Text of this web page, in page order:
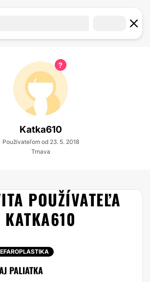
Katka610
Používateľom od 23. 5. 2018
Trnava
POUŽÍVATEĽA
KATKA610
PALIATKA